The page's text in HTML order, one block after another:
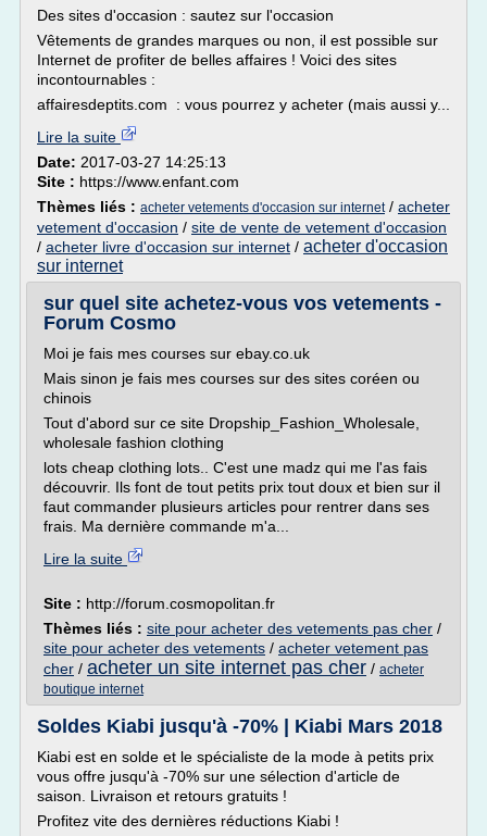
Des sites d'occasion : sautez sur l'occasion
Vêtements de grandes marques ou non, il est possible sur
Internet de profiter de belles affaires ! Voici des sites
incontournables :
affairesdeptits.com : vous pourrez y acheter (mais aussi y...
Lire la suite
Date: 2017-03-27 14:25:13
Site : https://www.enfant.com
Thèmes liés : acheter vetements d'occasion sur internet/ acheter
vetement d'occasion / site de vente de vetement d'occasion
/ acheter livre d'occasion sur internet / acheter d'occasion
sur internet
sur quel site achetez-vous vos vetements -
Forum Cosmo
Moi je fais mes courses sur ebay.co.uk
Mais sinon je fais mes courses sur des sites coréen ou
chinois
Tout d'abord sur ce site Dropship_Fashion_Wholesale,
wholesale fashion clothing
lots cheap clothing lots.. C'est une madz qui me l'as fais
découvrir. Ils font de tout petits prix tout doux et bien sur il
faut commander plusieurs articles pour rentrer dans ses
frais. Ma dernière commande m'a...
Lire la suite
Site : http://forum.cosmopolitan.fr
Thèmes liés : site pour acheter des vetements pas cher /
site pour acheter des vetements / acheter vetement pas
cher / acheter un site internet pas cher / acheter
boutique internet
Soldes Kiabi jusqu'à -70% | Kiabi Mars 2018
Kiabi est en solde et le spécialiste de la mode à petits prix
vous offre jusqu'à -70% sur une sélection d'article de
saison. Livraison et retours gratuits !
Profitez vite des dernières réductions Kiabi !